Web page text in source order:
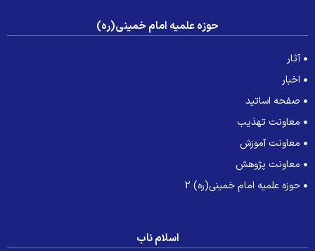
حوزه علمیه امام خمینی(ره)
آثار
اخبار
صفحه اساتید
معاونت تهذیب
معاونت آموزش
معاونت پژوهش
حوزه علمیه امام خمینی(ره) 2
اسلام ناب